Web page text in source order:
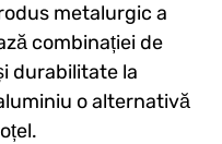
metalurgic a
combinației de
durabilitate la
o alternativă